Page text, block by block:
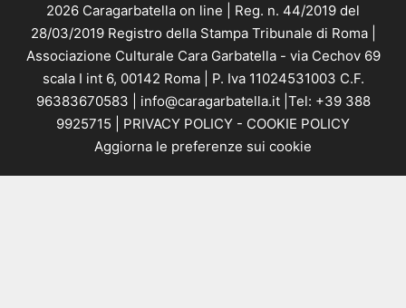
2026 Caragarbatella on line | Reg. n. 44/2019 del
28/03/2019 Registro della Stampa Tribunale di Roma |
Associazione Culturale Cara Garbatella - via Cechov 69
scala I int 6, 00142 Roma | P. Iva 11024531003 C.F.
96383670583 | info@caragarbatella.it |Tel: +39 388
9925715 |
PRIVACY POLICY - COOKIE POLICY
Aggiorna le preferenze sui cookie